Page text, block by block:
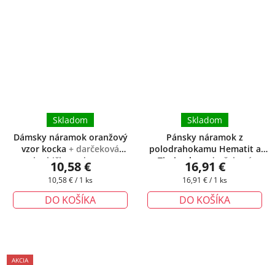
Dámsky náramok oranžový
vzor kocka + darčeková
krabička zadarmo
Skladom
10,58 €
Jednotková
10,58 € / 1 ks
DO KOŠÍKA
Pánsky náramok z
polodrahokamu Hematit a
Tigrie oko + darčeková
krabička zadarmo
Skladom
16,91 €
Jednotková
16,91 € / 1 ks
DO KOŠÍKA
AKCIA